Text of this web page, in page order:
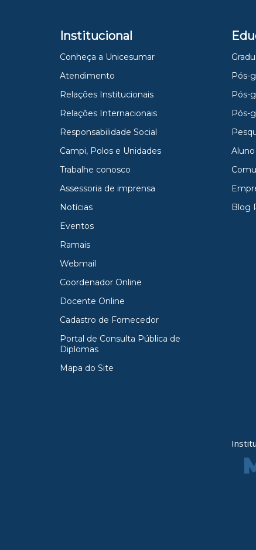
Institucional
Conheça a Unicesumar
Atendimento
Relações Institucionais
Relações Internacionais
Responsabilidade Social
Campi, Polos e Unidades
Trabalhe conosco
Assessoria de imprensa
Notícias
Eventos
Ramais
Webmail
Coordenador Online
Docente Online
Cadastro de Fornecedor
Portal de Consulta Pública de
Diplomas
Mapa do Site
Pós-
Pós-
Pós-
Aluno
Blog